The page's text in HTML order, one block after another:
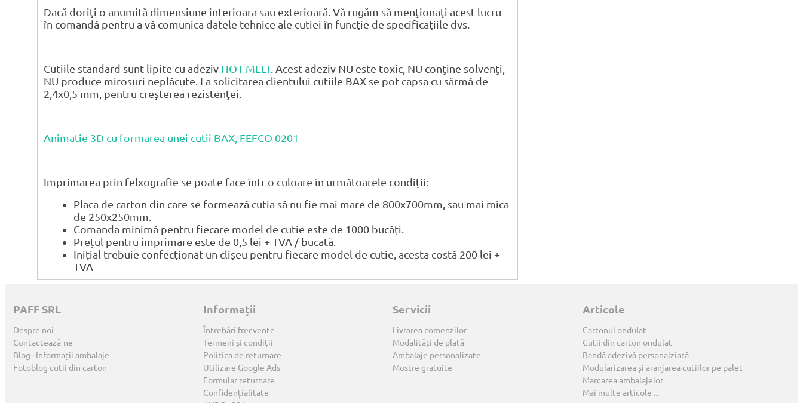
Dacă doriţi o anumită dimensiune interioara sau exterioară. Vă rugăm să menţionaţi acest lucru
în comandă pentru a vă comunica datele tehnice ale cutiei în funcţie de specificaţiile dvs.
Cutiile standard sunt lipite cu adeziv HOT MELT. Acest adeziv NU este toxic, NU conţine solvenţi,
NU produce mirosuri neplăcute. La solicitarea clientului cutiile BAX se pot capsa cu sârmă de
2,4x0,5 mm, pentru creşterea rezistenţei.
Animatie 3D cu formarea unei cutii BAX, FEFCO 0201
Imprimarea prin felxografie se poate face într-o culoare în următoarele condiții:
Placa de carton din care se formează cutia să nu fie mai mare de 800x700mm, sau mai mica
de 250x250mm.
Comanda minimă pentru fiecare model de cutie este de 1000 bucăți.
Prețul pentru imprimare este de 0,5 lei + TVA / bucată.
Inițial trebuie confecționat un clișeu pentru fiecare model de cutie, acesta costă 200 lei +
TVA
PAFF SRL
Despre noi
Contactează-ne
Blog · Informații ambalaje
Fotoblog cutii din carton
Informații
Întrebări frecvente
Termeni și condiții
Politica de returnare
Utilizare Google Ads
Formular returnare
Confidențialitate
Servicii
Livrarea comenzilor
Modalități de plată
Ambalaje personalizate
Mostre gratuite
Articole
Cartonul ondulat
Cutii din carton ondulat
Bandă adezivă personalziată
Modularizarea și aranjarea cutiilor pe palet
Marcarea ambalajelor
Mai multe articole ...